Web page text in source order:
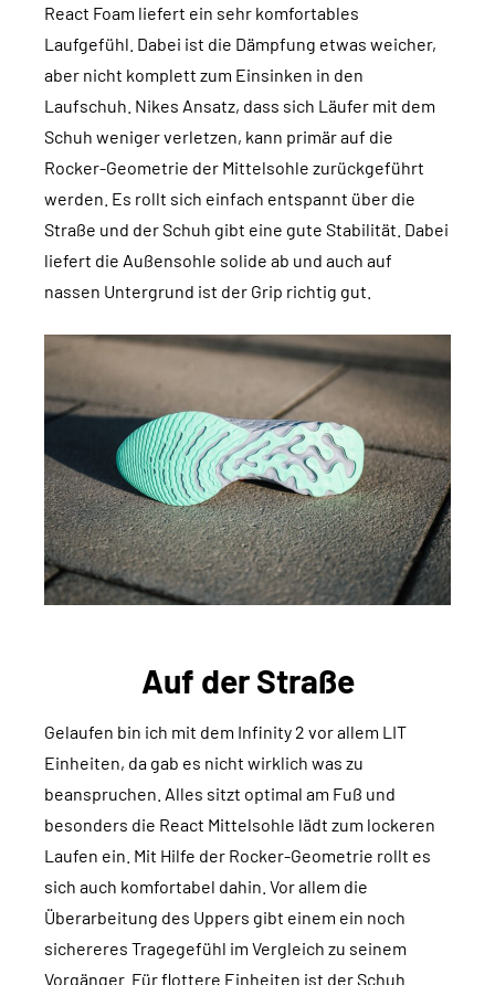
React Foam liefert ein sehr komfortables
Laufgefühl. Dabei ist die Dämpfung etwas weicher,
aber nicht komplett zum Einsinken in den
Laufschuh. Nikes Ansatz, dass sich Läufer mit dem
Schuh weniger verletzen, kann primär auf die
Rocker-Geometrie der Mittelsohle zurückgeführt
werden. Es rollt sich einfach entspannt über die
Straße und der Schuh gibt eine gute Stabilität. Dabei
liefert die Außensohle solide ab und auch auf
nassen Untergrund ist der Grip richtig gut.
Auf der Straße
Gelaufen bin ich mit dem Infinity 2 vor allem LIT
Einheiten, da gab es nicht wirklich was zu
beanspruchen. Alles sitzt optimal am Fuß und
besonders die React Mittelsohle lädt zum lockeren
Laufen ein. Mit Hilfe der Rocker-Geometrie rollt es
sich auch komfortabel dahin. Vor allem die
Überarbeitung des Uppers gibt einem ein noch
sichereres Tragegefühl im Vergleich zu seinem
Vorgänger. Für flottere Einheiten ist der Schuh